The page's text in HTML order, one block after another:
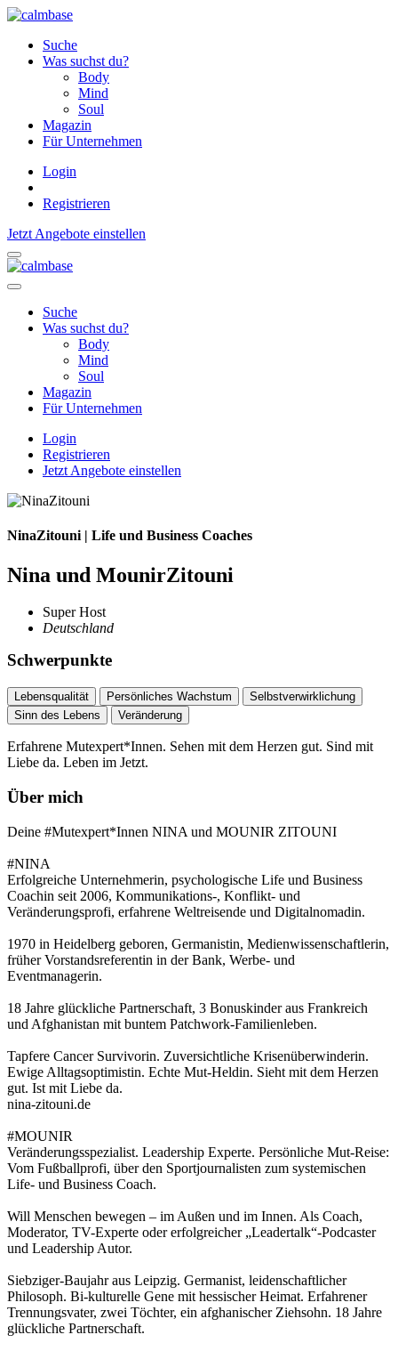
Suche
Was suchst du?
Body
Mind
Soul
Magazin
Für Unternehmen
Login
Registrieren
Jetzt Angebote einstellen
Suche
Was suchst du?
Body
Mind
Soul
Magazin
Für Unternehmen
Login
Registrieren
Jetzt Angebote einstellen
NinaZitouni | Life und Business Coaches
Nina und MounirZitouni
Super Host
Deutschland
Schwerpunkte
Lebensqualität Persönliches Wachstum
Selbstverwirklichung
Sinn des Lebens
Veränderung
Erfahrene Mutexpert*Innen. Sehen mit dem Herzen gut. Sind mit
Liebe da. Leben im Jetzt.
Über mich
Deine #Mutexpert*Innen NINA und MOUNIR ZITOUNI
#NINA
Erfolgreiche Unternehmerin, psychologische Life und Business
Coachin seit 2006, Kommunikations-, Konflikt- und
Veränderungsprofi, erfahrene Weltreisende und Digitalnomadin.
1970 in Heidelberg geboren, Germanistin, Medienwissenschaftlerin,
früher Vorstandsreferentin in der Bank, Werbe- und
Eventmanagerin.
18 Jahre glückliche Partnerschaft, 3 Bonuskinder aus Frankreich
und Afghanistan mit buntem Patchwork-Familienleben.
Tapfere Cancer Survivorin. Zuversichtliche Krisenüberwinderin.
Ewige Alltagsoptimistin. Echte Mut-Heldin. Sieht mit dem Herzen
gut. Ist mit Liebe da.
nina-zitouni.de
#MOUNIR
Veränderungsspezialist. Leadership Experte. Persönliche Mut-Reise:
Vom Fußballprofi, über den Sportjournalisten zum systemischen
Life- und Business Coach.
Will Menschen bewegen – im Außen und im Innen. Als Coach,
Moderator, TV-Experte oder erfolgreicher „Leadertalk“-Podcaster
und Leadership Autor.
Siebziger-Baujahr aus Leipzig. Germanist, leidenschaftlicher
Philosoph. Bi-kulturelle Gene mit hessischer Heimat. Erfahrener
Trennungsvater, zwei Töchter, ein afghanischer Ziehsohn. 18 Jahre
glückliche Partnerschaft.